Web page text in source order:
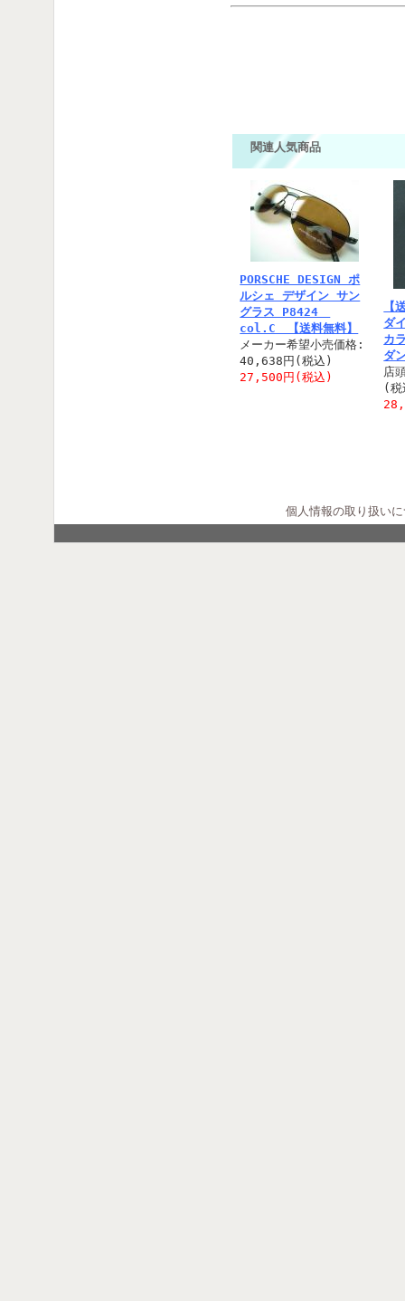
関連人気商品
PORSCHE DESIGN ポ
ルシェ デザイン サン
グラス P8424
col.C 【送料無料】
メーカー希望小売価格:
40,638円(税込)
27,500円(税込)
ダ
カ
ダ
店
(
個人情報の取り扱い